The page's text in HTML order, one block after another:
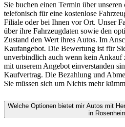
Sie buchen einen Termin über
telefonisch für eine kostenlose
Filiale oder bei Ihnen vor Ort. Unser
über ihre Fahrzeugdaten sowie den
Zustand den Wert ihres Autos. Im
Kaufangebot. Die Bewertung ist für
unverbindlich auch wenn kein Ankauf
mit unserem Angebot einverstanden
Kaufvertrag. Die Bezahlung und
Sie müssen sich um Nichts mehr
Welche Optionen bietet mir Autos mit
in